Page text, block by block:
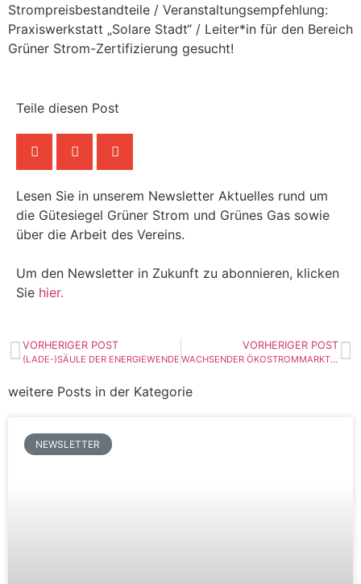
Strompreisbestandteile / Veranstaltungsempfehlung:
Praxiswerkstatt „Solare Stadt“ / Leiter*in für den Bereich
Grüner Strom-Zertifizierung gesucht!
Teile diesen Post
Lesen Sie in unserem Newsletter Aktuelles rund um
die Gütesiegel Grüner Strom und Grünes Gas sowie
über die Arbeit des Vereins.
Um den Newsletter in Zukunft zu abonnieren, klicken
Sie hier.
VORHERIGER POST
(LADE-)SÄULE DER ENERGIEWENDE
VORHERIGER POST
WACHSENDER ÖKOSTROMMARKT, VERBRAUCHERTÄUSCHUNG UND STAGNIERENDE ENERGIEWENDE
weitere Posts in der Kategorie
NEWSLETTER